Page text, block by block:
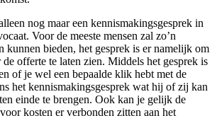
nog maar een kennismakingsgesprek in
Voor de meeste mensen zal zo’n
kunnen bieden, het gesprek is er namelijk om
de offerte te laten zien. Middels het gesprek is
of je wel een bepaalde klik hebt met de
het kennismakingsgesprek wat hij of zij kan
einde te brengen. Ook kan je gelijk de
kosten er verbonden zitten aan het